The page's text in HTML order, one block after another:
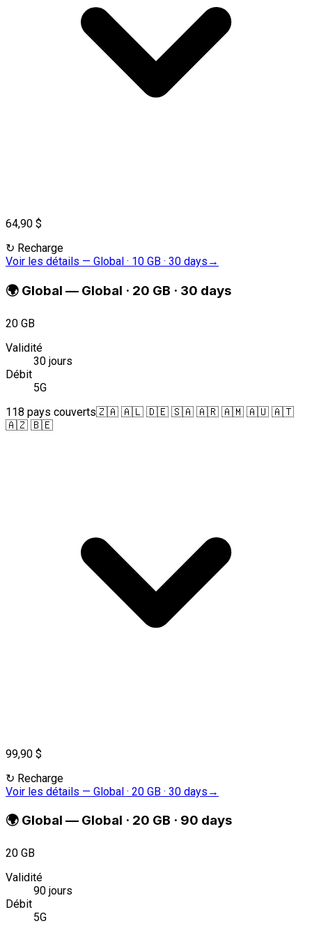
64,90 $
↻ Recharge
Voir les détails — Global · 10 GB · 30 days →
🌍 Global — Global · 20 GB · 30 days
20 GB
Validité
30 jours
Débit
5G
118 pays couverts🇿🇦 🇦🇱 🇩🇪 🇸🇦 🇦🇷 🇦🇲 🇦🇺 🇦🇹
🇦🇿 🇧🇪
99,90 $
↻ Recharge
Voir les détails — Global · 20 GB · 30 days →
🌍 Global — Global · 20 GB · 90 days
20 GB
Validité
90 jours
Débit
5G